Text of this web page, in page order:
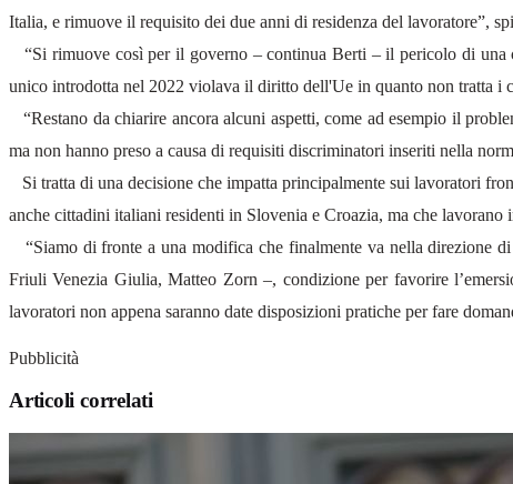
Italia, e rimuove il requisito dei due anni di residenza del lavoratore”,
“Si rimuove così per il governo – continua Berti – il pericolo di una
unico introdotta nel 2022 violava il diritto dell'Ue in quanto non tratta i
“Restano da chiarire ancora alcuni aspetti, come ad esempio il
ma non hanno preso a causa di requisiti discriminatori inseriti nella
Si tratta di una decisione che impatta principalmente sui lavoratori
anche cittadini italiani residenti in Slovenia e Croazia, ma che lavorano
“Siamo di fronte a una modifica che finalmente va nella direzione
Friuli Venezia Giulia, Matteo Zorn –, condizione per favorire
lavoratori non appena saranno date disposizioni pratiche per fare
Pubblicità
Articoli correlati